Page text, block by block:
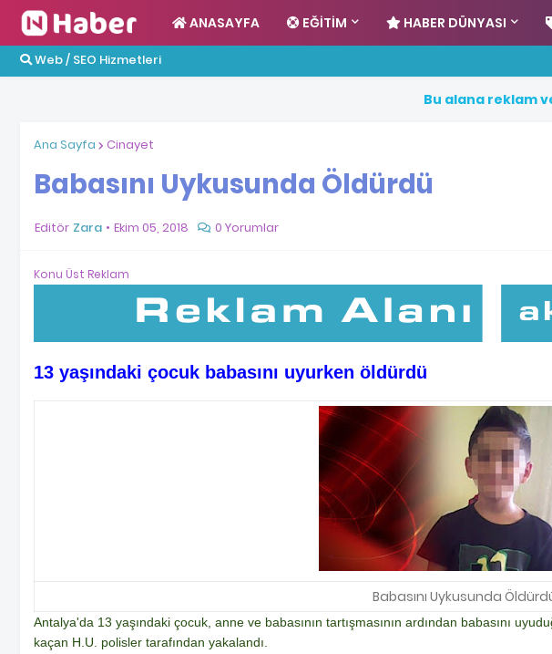
ANASAYFA EĞITIM HABER DÜNYASI
Web / SEO Hizmetleri
Bu alana reklamv
Ana Sayfa Cinayet
Babasını Uykusunda Öldürdü
Editör Zara Ekim 05, 2018 0 Yorumlar
Konu Üst Reklam
13 yaşındaki çocuk babasını uyurken öldürdü
Babasını Uykusunda
Antalya'da 13 yaşındaki çocuk, anne ve babasının tartışmasının ardından babasını
kaçan H.U. polisler tarafından yakalandı.